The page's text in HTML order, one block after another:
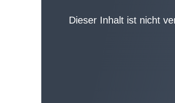
Dieser Inhalt ist nicht